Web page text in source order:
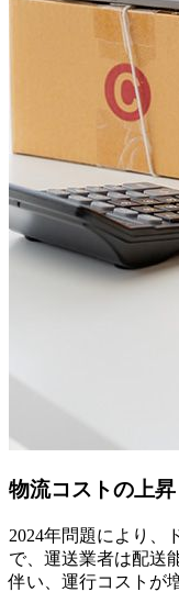
物流コストの上昇
2024年問題により、
で、運送業者は配送
伴い、運行コストが